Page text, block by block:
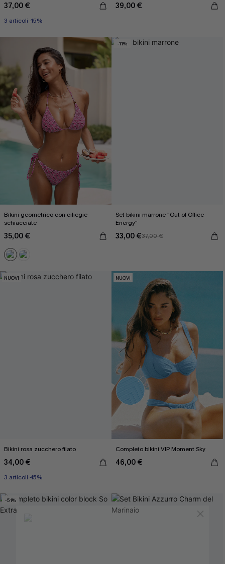
37,00 €
3 articoli -15%
39,00 €
Bikini geometrico con ciliegie
schiacciate
35,00 €
-11%
Set bikini marrone "Out of Office
Energy"
33,00 €37,00 €
NUOVI
Bikini rosa zucchero filato
34,00 €
3 articoli -15%
NUOVI
Completo bikini VIP Moment Sky
46,00 €
-51%